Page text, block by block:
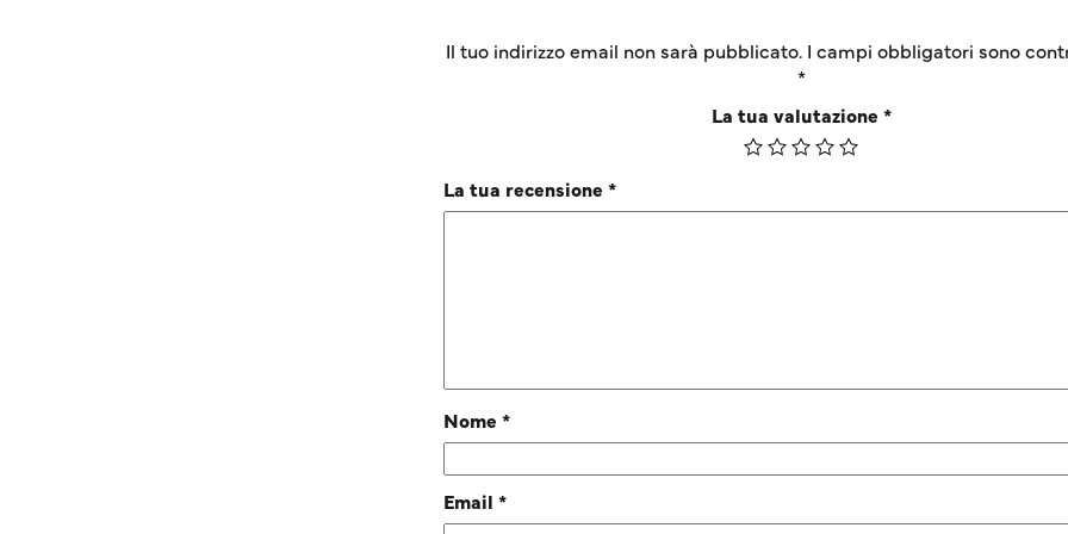
Il tuo indirizzo email non sarà pubblicato. I campi obbligatori sono
*
La tua valutazione *
La tua recensione *
Nome *
Email *